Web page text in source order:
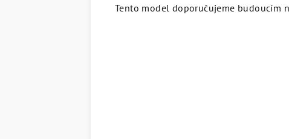
Tento model doporučujeme budoucím